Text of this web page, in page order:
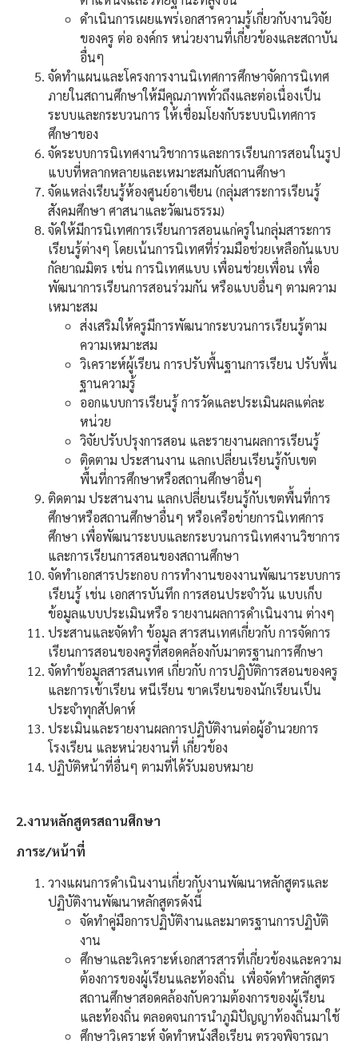
ดำเนินการเผยแพร่เอกสารความรู้เกี่ยวกับงานวิจัย
ของครู ต่อ องค์กร หน่วยงานที่เกี่ยวข้องและสถาบัน
อื่นๆ
จัดทำแผนและโครงการงานนิเทศการศึกษาจัดการนิเทศ
ภายในสถานศึกษาให้มีคุณภาพทั่วถึงและต่อเนื่องเป็น
ระบบและกระบวนการ ให้เชื่อมโยงกับระบบนิเทศการ
ศึกษาของ
จัดระบบการนิเทศงานวิชาการและการเรียนการสอนในรูป
แบบที่หลากหลายและเหมาะสมกับสถานศึกษา
จัดแหล่งเรียนรู้ห้องศูนย์อาเซียน (กลุ่มสาระการเรียนรู้
สังคมศึกษา ศาสนาและวัฒนธรรม)
จัดให้มีการนิเทศการเรียนการสอนแก่ครูในกลุ่มสาระการ
เรียนรู้ต่างๆ โดยเน้นการนิเทศที่ร่วมมือช่วยเหลือกันแบบ
กัลยาณมิตร เช่น การนิเทศแบบ เพื่อนช่วยเพื่อน เพื่อ
พัฒนาการเรียนการสอนร่วมกัน หรือแบบอื่นๆ ตามความ
เหมาะสม
ส่งเสริมให้ครูมีการพัฒนากระบวนการเรียนรู้ตาม
ความเหมาะสม
วิเคราะห์ผู้เรียน การปรับพื้นฐานการเรียน ปรับพื้น
ฐานความรู้
ออกแบบการเรียนรู้ การวัดและประเมินผลแต่ละ
หน่วย
วิจัยปรับปรุงการสอน และรายงานผลการเรียนรู้
ติดตาม ประสานงาน แลกเปลี่ยนเรียนรู้กับเขต
พื้นที่การศึกษาหรือสถานศึกษาอื่นๆ
ติดตาม ประสานงาน แลกเปลี่ยนเรียนรู้กับเขตพื้นที่การ
ศึกษาหรือสถานศึกษาอื่นๆ หรือเครือข่ายการนิเทศการ
ศึกษา เพื่อพัฒนาระบบและกระบวนการนิเทศงานวิชาการ
และการเรียนการสอนของสถานศึกษา
จัดทำเอกสารประกอบ การทำงานของงานพัฒนาระบบการ
เรียนรู้ เช่น เอกสารบันทึก การสอนประจำวัน แบบเก็บ
ข้อมูลแบบประเมินหรือ รายงานผลการดำเนินงาน ต่างๆ
ประสานและจัดทำ ข้อมูล สารสนเทศเกี่ยวกับ การจัดการ
เรียนการสอนของครูที่สอดคล้องกับมาตรฐานการศึกษา
จัดทำข้อมูลสารสนเทศ เกี่ยวกับ การปฏิบัติการสอนของครู
และการเข้าเรียน หนีเรียน ขาดเรียนของนักเรียนเป็น
ประจำทุกสัปดาห์
ประเมินและรายงานผลการปฏิบัติงานต่อผู้อำนวยการ
โรงเรียน และหน่วยงานที่ เกี่ยวข้อง
ปฏิบัติหน้าที่อื่นๆ ตามที่ได้รับมอบหมาย
2.งานหลักสูตรสถานศึกษา
ภาระ/หน้าที่
วางแผนการดำเนินงานเกี่ยวกับงานพัฒนาหลักสูตรและ
ปฏิบัติงานพัฒนาหลักสูตรดังนี้
จัดทำคู่มือการปฏิบัติงานและมาตรฐานการปฏิบัติ
งาน
ศึกษาและวิเคราะห์เอกสารสารที่เกี่ยวข้องและความ
ต้องการของผู้เรียนและท้องถิ่น เพื่อจัดทำหลักสูตร
สถานศึกษาสอดคล้องกับความต้องการของผู้เรียน
และท้องถิ่น ตลอดจนการนำภูมิปัญญาท้องถิ่นมาใช้
ศึกษาวิเคราะห์ จัดทำหนังสือเรียน ตรวจพิจารณา